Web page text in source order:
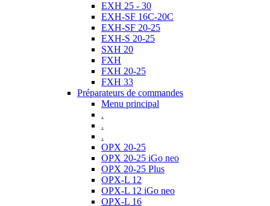
EXH 25 - 30
EXH-SF 16C-20C
EXH-SF 20-25
EXH-S 20-25
SXH 20
FXH
FXH 20-25
FXH 33
Préparateurs de commandes
Menu principal
.
.
.
OPX 20-25
OPX 20-25 iGo neo
OPX 20-25 Plus
OPX-L 12
OPX-L 12 iGo neo
OPX-L 16